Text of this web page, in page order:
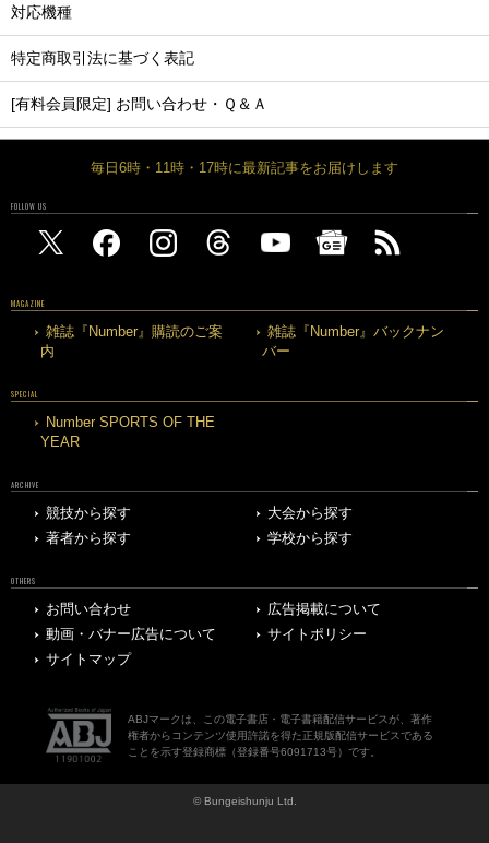
対応機種
特定商取引法に基づく表記
[有料会員限定] お問い合わせ・Ｑ＆Ａ
毎日6時・11時・17時に最新記事をお届けします
FOLLOW US
MAGAZINE
雑誌『Number』購読のご案
内
雑誌『Number』バックナン
バー
SPECIAL
Number SPORTS OF THE
YEAR
ARCHIVE
競技から探す
大会から探す
著者から探す
学校から探す
OTHERS
お問い合わせ
広告掲載について
動画・バナー広告について
サイトポリシー
サイトマップ
ABJマークは、この電子書店・電子書籍配信サービスが、著作
権者からコンテンツ使用許諾を得た正規版配信サービスである
ことを示す登録商標（登録番号6091713号）です。
© Bungeishunju Ltd.